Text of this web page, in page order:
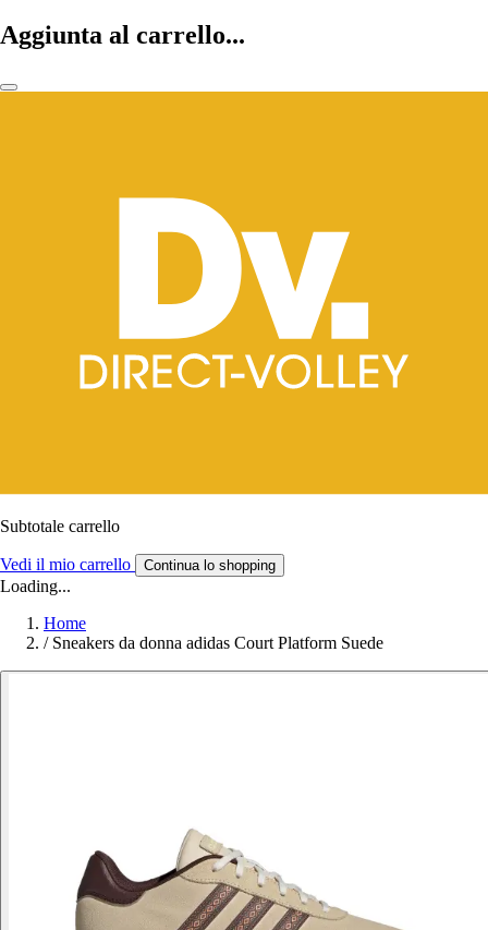
Aggiunta al carrello...
Subtotale carrello
Vedi il mio carrello Continua lo shopping
Loading...
Home
/ Sneakers da donna adidas Court Platform Suede